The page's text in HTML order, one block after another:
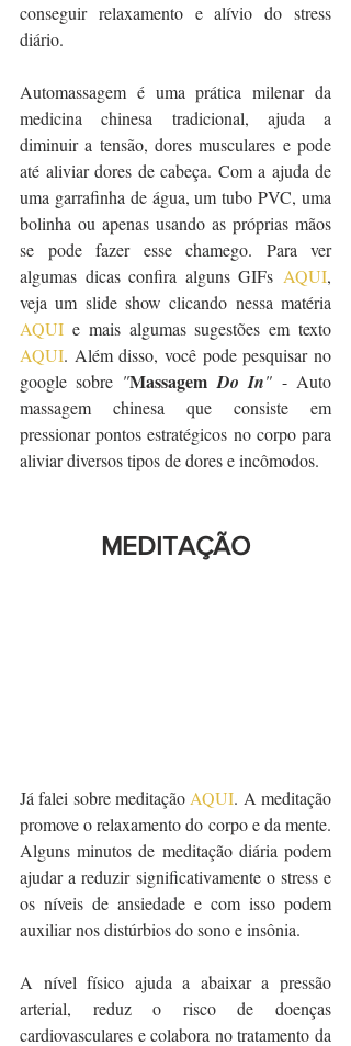
conseguir relaxamento e alívio do stress
diário.
Automassagem é uma prática milenar da
medicina chinesa tradicional, ajuda a
diminuir a tensão, dores musculares e pode
até aliviar dores de cabeça. Com a ajuda de
uma garrafinha de água, um tubo PVC, uma
bolinha ou apenas usando as próprias mãos
se pode fazer esse chamego. Para ver
algumas dicas confira alguns GIFs AQUI,
AQUI
AQUI. Além disso, você pode pesquisar no
google sobre "Massagem Do In" - Auto
massagem chinesa que consiste em
pressionar pontos estratégicos no corpo para
aliviar diversos tipos de dores e incômodos.
MEDITAÇÃO
Já falei sobre meditação AQUI. A meditação
promove o relaxamento do corpo e da mente.
Alguns minutos de meditação diária podem
ajudar a reduzir significativamente o stress e
os níveis de ansiedade e com isso podem
auxiliar nos distúrbios do sono e insônia.
A nível físico ajuda a abaixar a pressão
arterial, reduz o risco de doenças
cardiovasculares e colabora no tratamento da